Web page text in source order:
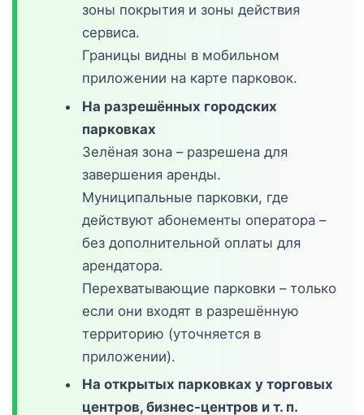
зоны покрытия и зоны действия
сервиса.
Границы видны в мобильном
приложении на карте парковок.
На разрешённых городских
парковках
Зелёная зона – разрешена для
завершения аренды.
Муниципальные парковки, где
действуют абонементы оператора –
без дополнительной оплаты для
арендатора.
Перехватывающие парковки – только
если они входят в разрешённую
территорию (уточняется в
приложении).
На открытых парковках у торговых
центров, бизнес-центров и т. п.